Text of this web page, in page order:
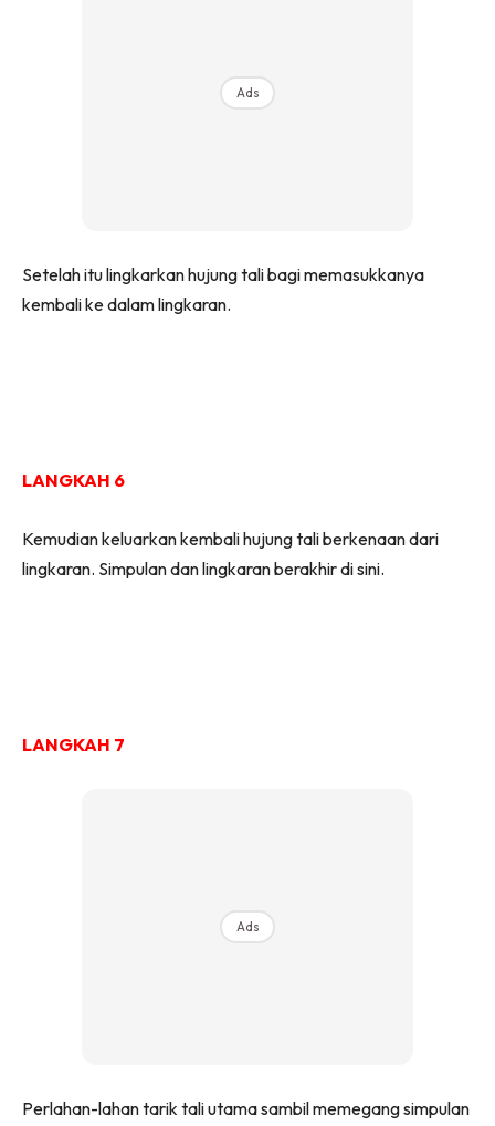
Ads
Setelah itu lingkarkan hujung tali bagi memasukkanya
kembali ke dalam lingkaran.
LANGKAH 6
Kemudian keluarkan kembali hujung tali berkenaan dari
lingkaran. Simpulan dan lingkaran berakhir di sini.
LANGKAH 7
Ads
Perlahan-lahan tarik tali utama sambil memegang simpulan